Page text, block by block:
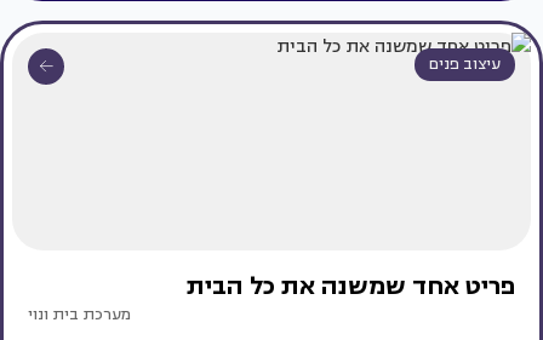
עיצוב פנים
פריט אחד שמשנה את כל הבית
מערכת בית ונוי